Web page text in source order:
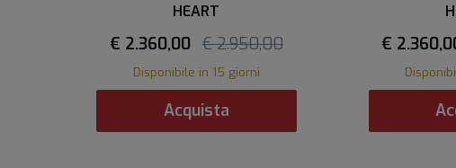
HEART
€ 2.360,00 € 2.950,00
Disponibile in 15 giorni
Acquista
€